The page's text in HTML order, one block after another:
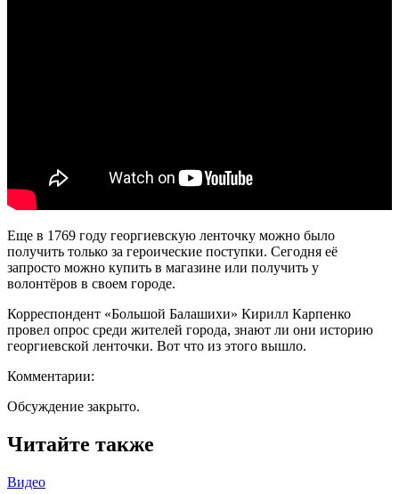
Еще в 1769 году георгиевскую ленточку можно было
получить только за героические поступки. Сегодня её
запросто можно купить в магазине или получить у
волонтёров в своем городе.
Корреспондент «Большой Балашихи» Кирилл Карпенко
провел опрос среди жителей города, знают ли они историю
георгиевской ленточки. Вот что из этого вышло.
Комментарии:
Обсуждение закрыто.
Читайте также
Видео